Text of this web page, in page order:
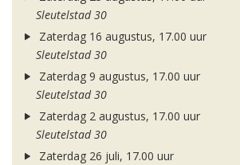
Sleutelstad 30
Zaterdag 16 augustus, 17.00 uur
Sleutelstad 30
Zaterdag 9 augustus, 17.00 uur
Sleutelstad 30
Zaterdag 2 augustus, 17.00 uur
Sleutelstad 30
Zaterdag 26 juli, 17.00 uur